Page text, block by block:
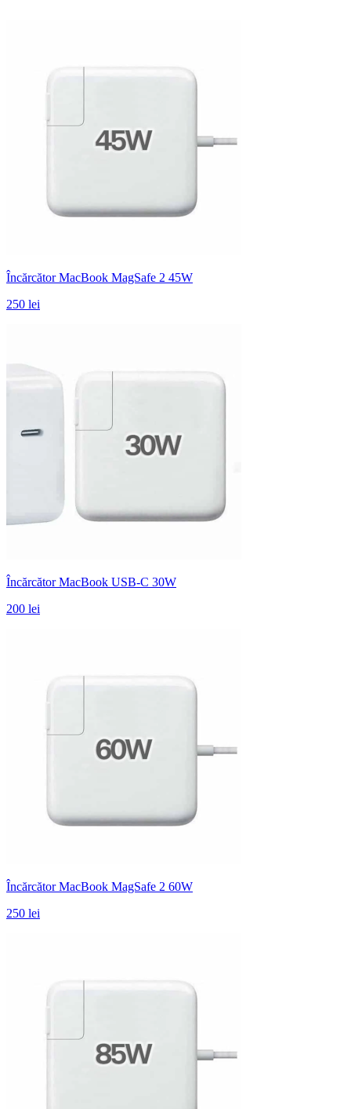
Încărcător MacBook MagSafe 2 45W
250 lei
Încărcător MacBook USB-C 30W
200 lei
Încărcător MacBook MagSafe 2 60W
250 lei